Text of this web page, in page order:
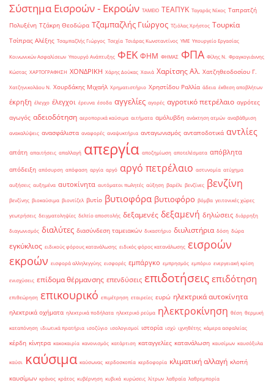
Σύστημα Εισροών - Εκροών ΤΑΜΕΙΟ ΤΕΑΠΥΚ Ταγαράς Νίκος Ταπρατζή
Πολυξένη Τζάκρη Θεοδώρα Τζαμπαζλής Γιώργος Τζιόλας Χρήστος Τουρκία
Τσίπρας Αλέξης Τσαμπαζλής Γιώργος Τσεχία Τσιάρας Κωνσταντίνος ΥΜΕ Υπουργείο Εργασίας
Κοινωνικών Ασφαλίσεων Υπουργό Ανάπτυξης ΦΕΚ ΦΗΜ ΦΗΜΑΣ ΦΠΑ Φίλης Ν. Φραγκογιάννης
Κώστας ΧΑΡΤΟΓΡΑΦΗΣΗ ΧΟΝΔΡΙΚΗ Χάρης Δούκας Χανιά Χαρίτσης Αλ. Χατζηθεοδοσίου Γ.
Χατζηνικολάου Ν. Χουρδάκης Μιχαήλ Χρηματιστήριο Χρηστίδου Ραλλία άδεια έκθεση αποβλήτων
έκρηξη έλεγχο έλεγχοι έρευνα έσοδα αγγελίες αγορές αγροτικό πετρέλαιο αγρότες
αγωγός αδειοδότηση αεροπορικά καύσιμα αιτήματα αμόλυβδη ανάκτηση ατμών αναβάθμιση
ανακαλύψεις ανασφάλιστα αναφορές αναψυκτήρια ανταγωνισμός ανταποδοτικά αντλίες
απάτη απαιτήσεις απαλλαγή απεργία αποζημίωση αποτελέσματα απόβλητα
απόδειξη απόσυρση απόφαση αργία αργό αργό πετρέλαιο αστυνομία ατύχημα
αυξήσεις αυξημένα αυτοκίνητα αυτόματοι πωλητές αύξηση βαρέλι βενζίνες βενζίνη
βενζίνης βιοκαύσιμα βιοντίζελ βυτίο βυτιοφόρα βυτιοφόρο βόμβα γειτονικές χώρες
γεωτρήσεις δειγματοληψίες δελτίο αποστολής δεξαμενές δεξαμενή δηλώσεις διάρρηξη
διαγωνισμός διαλύτες διασύνδεση ταμειακών δικαστήριο διυλιστήρια δόση δώρα
εγκύκλιος ειδικούς φόρους κατανάλωσης ειδικός φόρος κατανάλωσης εισροών
εκροών εισφορά αλληλεγγύης εισφορές εμπάργκο εμπρησμός εμπόριο ενεργειακή κρίση
ενισχύσεις επίδομα θέρμανσης επενδύσεις επιδοτήσεις επιδότηση
επιθεώρηση επικουρικό επιμέτρηση εταιρείες ευρώ ηλεκτρικά αυτοκίνητα
ηλεκτρικά οχήματα ηλεκτρικά ποδήλατα ηλεκτρικό ρεύμα ηλεκτροκίνηση θέση θερμική
καταπόνηση ιδιωτικά πρατήρια ισοζύγιο ισολογισμοί ιστορία ισχύ ιχνηθέτης κάμερα ασφαλείας
κέρδη κίνητρα κακοκαιρία κανονισμός κατάρτιση καταγγελίες κατανάλωση καυσίμων καυσόξυλα
καύσι καύσιμα καύσωνας κερδοσκοπία κερδοφορία κλιματική αλλαγή κλοπή
καυσίμων κράνος κράτος κυβέρνηση κυβικά κυρώσεις λίτρων λαθραία λαθρεμπορία